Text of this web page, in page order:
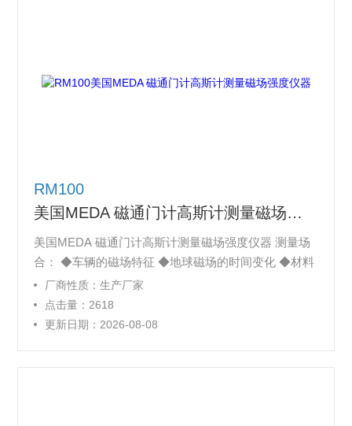
RM100
美国MEDA 磁通门计高斯计测量磁场强度仪器
美国MEDA 磁通门计高斯计测量磁场强度仪器 测量场
合： ◆车辆的磁场特征 ◆地球磁场的时间变化 ◆材料
的磁污染 ◆岩石磁学 ◆设备和卫星偶极矩和杂散磁场
厂商性质：生产厂家
点击量：2618
更新日期：2026-08-08